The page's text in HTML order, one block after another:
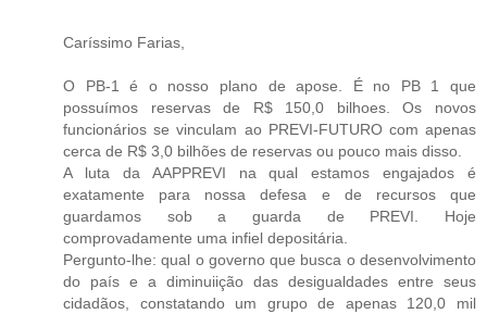
Caríssimo Farias,
O PB-1 é o nosso plano de apose. É no PB 1 que
possuímos reservas de R$ 150,0 bilhoes. Os novos
funcionários se vinculam ao PREVI-FUTURO com apenas
cerca de R$ 3,0 bilhões de reservas ou pouco mais disso.
A luta da AAPPREVI na qual estamos engajados é
exatamente para nossa defesa e de recursos que
guardamos sob a guarda de PREVI. Hoje
comprovadamente uma infiel depositária.
Pergunto-lhe: qual o governo que busca o desenvolvimento
do país e a diminuiição das desigualdades entre seus
cidadãos, constatando um grupo de apenas 120,0 mil